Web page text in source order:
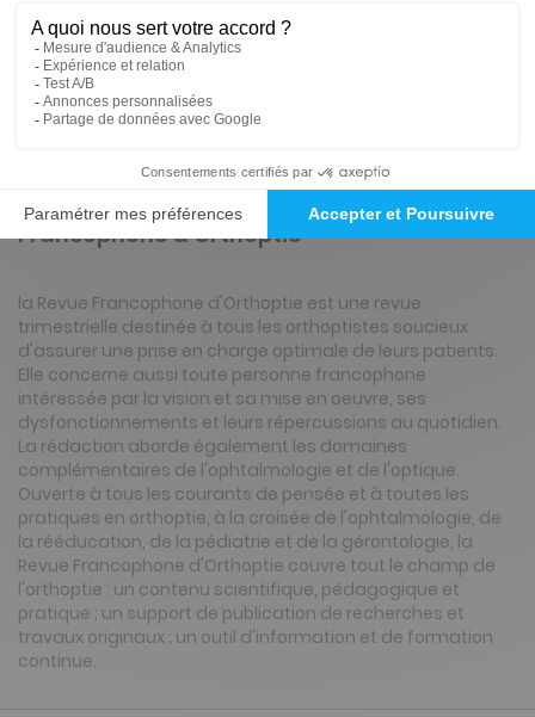
46€00 Tarif Kiosque :
Tarif France métropolitaine
Renouvellement à date d’anniversaire
Présentation du magazine Revue
Francophone d'Orthoptie
la Revue Francophone d'Orthoptie est une revue
trimestrielle destinée à tous les orthoptistes soucieux
d'assurer une prise en charge optimale de leurs patients.
Elle concerne aussi toute personne francophone
intéressée par la vision et sa mise en oeuvre, ses
dysfonctionnements et leurs répercussions au quotidien.
La rédaction aborde également les domaines
complémentaires de l'ophtalmologie et de l'optique.
Ouverte à tous les courants de pensée et à toutes les
pratiques en orthoptie, à la croisée de l'ophtalmologie, de
la rééducation, de la pédiatrie et de la gérontologie, la
Revue Francophone d'Orthoptie couvre tout le champ de
l'orthoptie : un contenu scientifique, pédagogique et
pratique ; un support de publication de recherches et
travaux originaux ; un outil d'information et de formation
continue.